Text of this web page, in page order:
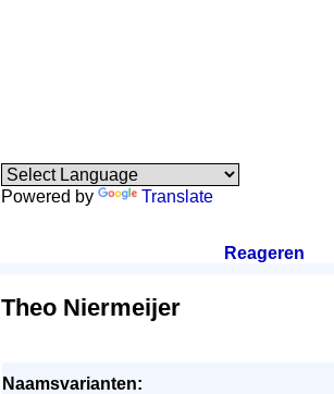
Powered by Translate
Reageren
Theo Niermeijer
Naamsvarianten: